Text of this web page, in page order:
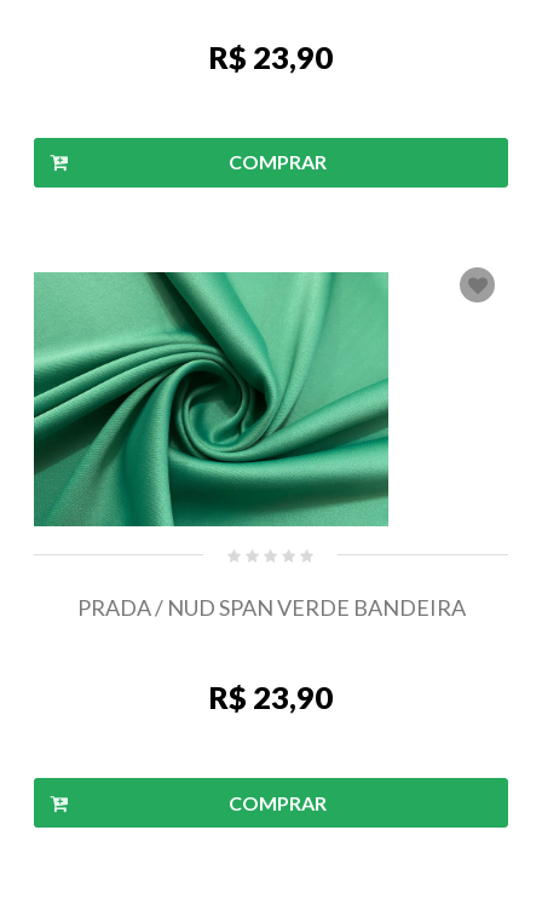
R$ 23,90
COMPRAR
PRADA / NUD SPAN VERDE BANDEIRA
R$ 23,90
COMPRAR